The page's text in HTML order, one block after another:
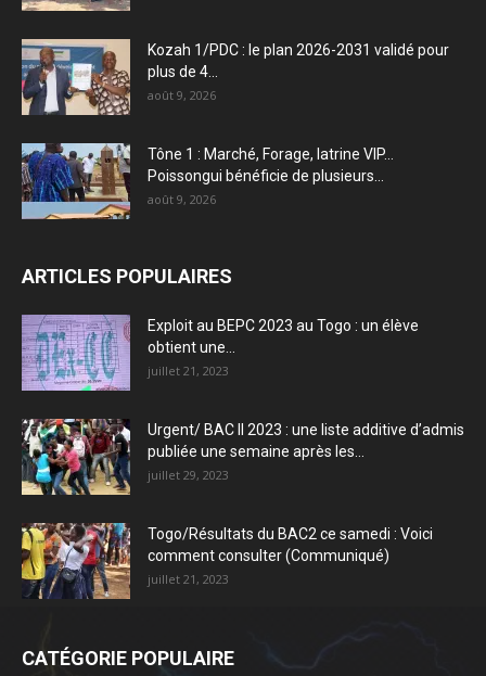
Kozah 1/PDC : le plan 2026-2031 validé pour
plus de 4...
août 9, 2026
Tône 1 : Marché, Forage, latrine VIP…
Poissongui bénéficie de plusieurs...
août 9, 2026
ARTICLES POPULAIRES
Exploit au BEPC 2023 au Togo : un élève
obtient une...
juillet 21, 2023
Urgent/ BAC II 2023 : une liste additive d’admis
publiée une semaine après les...
juillet 29, 2023
Togo/Résultats du BAC2 ce samedi : Voici
comment consulter (Communiqué)
juillet 21, 2023
CATÉGORIE POPULAIRE